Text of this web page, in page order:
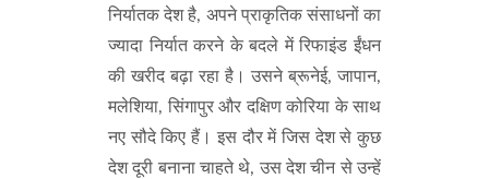
निर्यातक देश है, अपने प्राकृतिक संसाधनों का
ज्यादा निर्यात करने के बदले में रिफाइंड ईंधन
की खरीद बढ़ा रहा है। उसने ब्रूनेई, जापान,
मलेशिया, सिंगापुर और दक्षिण कोरिया के साथ
नए सौदे किए हैं। इस दौर में जिस देश से कुछ
देश दूरी बनाना चाहते थे, उस देश चीन से उन्हें